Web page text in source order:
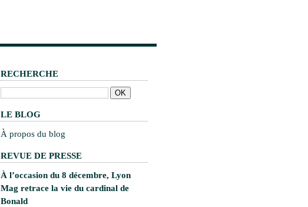
RECHERCHE
LE BLOG
À propos du blog
REVUE DE PRESSE
À l’occasion du 8 décembre, Lyon
Mag retrace la vie du cardinal de
Bonald